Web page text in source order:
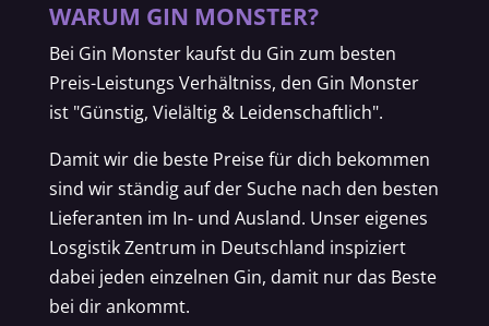
WARUM GIN MONSTER?
Bei Gin Monster kaufst du Gin zum besten
Preis-Leistungs Verhältniss, den Gin Monster
ist "Günstig, Vielältig & Leidenschaftlich".
Damit wir die beste Preise für dich bekommen
sind wir ständig auf der Suche nach den besten
Lieferanten im In- und Ausland. Unser eigenes
Losgistik Zentrum in Deutschland inspiziert
dabei jeden einzelnen Gin, damit nur das Beste
bei dir ankommt.